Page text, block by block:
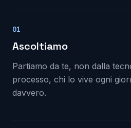
01
Ascoltiamo
Partiamo da te, non dalla
processo, chi lo vive ogni
davvero.